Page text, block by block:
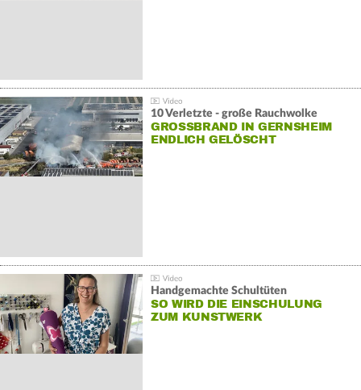
10 Verletzte - große Rauchwolke
GROSSBRAND IN GERNSHEIM E
NDLICH GELÖSCHT
Handgemachte Schultüten
SO WIRD DIE EINSCHULUNG
ZUM KUNSTWERK